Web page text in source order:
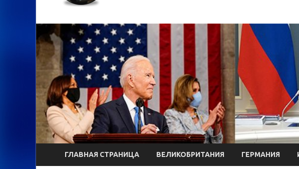
ГЛАВНАЯ СТРАНИЦА ВЕЛИКОБРИТАНИЯ ГЕРМАНИЯ